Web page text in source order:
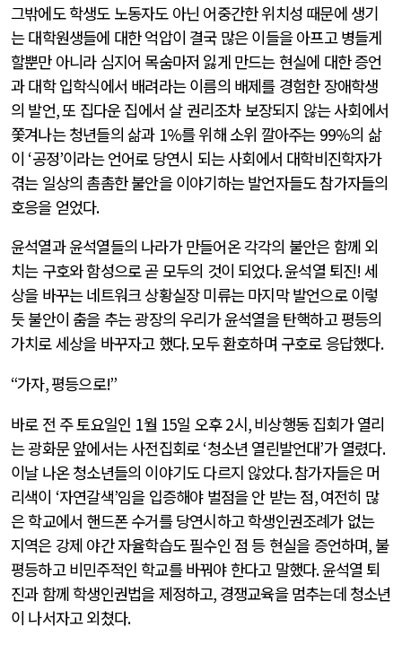
그밖에도 학생도 노동자도 아닌 어중간한 위치성 때문에 생기
는 대학원생들에 대한 억압이 결국 많은 이들을 아프고 병들게
할뿐만 아니라 심지어 목숨마저 잃게 만드는 현실에 대한 증언
과 대학 입학식에서 배려라는 이름의 배제를 경험한 장애학생
의 발언,또 집다운 집에서 살 권리조차 보장되지 않는 사회에서
쫓겨나는 청년들의 삶과 1%를 위해 소위 깔아주는 99%의 삶
이 ‘공정’이라는 언어로 당연시 되는 사회에서 대학비진학자가
겪는 일상의 촘촘한 불안을 이야기하는 발언자들도 참가자들의
호응을 얻었다.
윤석열과 윤석열들의 나라가 만들어온 각각의 불안은 함께 외
치는 구호와 함성으로 곧 모두의 것이 되었다.윤석열 퇴진!세
상을 바꾸는 네트워크 상황실장 미류는 마지막 발언으로 이렇
듯 불안이 춤을 추는 광장의 우리가 윤석열을 탄핵하고 평등의
가치로 세상을 바꾸자고 했다.모두 환호하며 구호로 응답했다.
“가자,평등으로!”
바로 전 주 토요일인 1월 15일 오후2시,비상행동 집회가 열리
는 광화문 앞에서는 사전집회로‘청소년 열린발언대’가 열렸다.
이날 나온 청소년들의 이야기도 다르지 않았다.참가자들은 머
리색이 ‘자연갈색’임을 입증해야 벌점을 안 받는 점,여전히 많
은 학교에서 핸드폰 수거를 당연시하고 학생인권조례가 없는
지역은 강제 야간 자율학습도 필수인 점 등 현실을 증언하며, 불
평등하고 비민주적인 학교를 바꿔야 한다고 말했다.윤석열 퇴
진과 함께 학생인권법을 제정하고, 경쟁교육을 멈추는데 청소년
이 나서자고 외쳤다.